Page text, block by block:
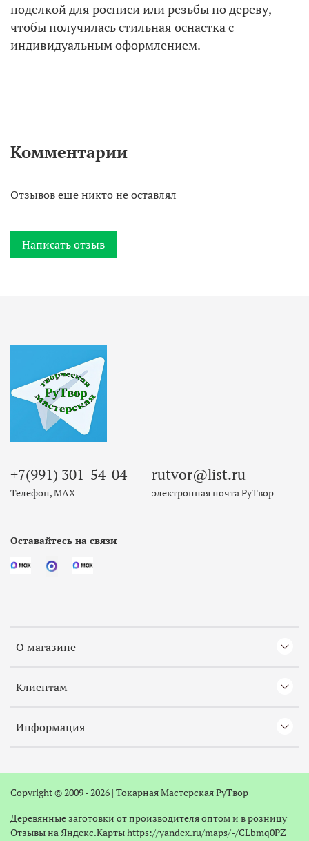
поделкой для росписи или резьбы по дереву,
чтобы получилась стильная оснастка с
индивидуальным оформлением.
Комментарии
Отзывов еще никто не оставлял
Написать отзыв
О магазине
Клиентам
Информация
+7(991) 301-54-04
Телефон, МАХ
rutvor@list.ru
электронная почта РуТвор
Оставайтесь на связи
Copyright © 2009 - 2026 | ТокарнаяМастерская РуТвор
Деревянные заготовки от производителя оптом и в розницу
Отзывы на Яндекс.Картыhttps://yandex.ru/maps/-/CLbmq0PZ